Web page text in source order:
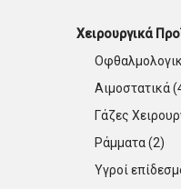
Χειρουργικά
Αιμοστατικά
Γάζες
Ράμματα(2)
Υγροί